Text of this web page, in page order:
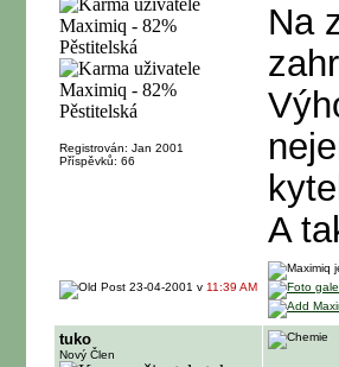
Registrován: Jan 2001
Příspěvků: 66
Na
A
23-04-2001 v 11:39 AM
tuko
Nový Člen